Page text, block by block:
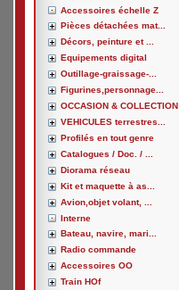
Accessoires échelle Z
Pièces détachées mat...
Décors, peinture et ...
Equipements digital
Outillage-graissage-...
Figurines,personnage...
OCCASION & COLLECTION
VEHICULES terrestres...
Profilés en tout genre
Catalogues / Doc. / ...
Diorama réseau
Kit et maquette à as...
Avion,objet volant, ...
Interne
Bateau, navire, mari...
Radio commande
Accessoires OO
Train HOf